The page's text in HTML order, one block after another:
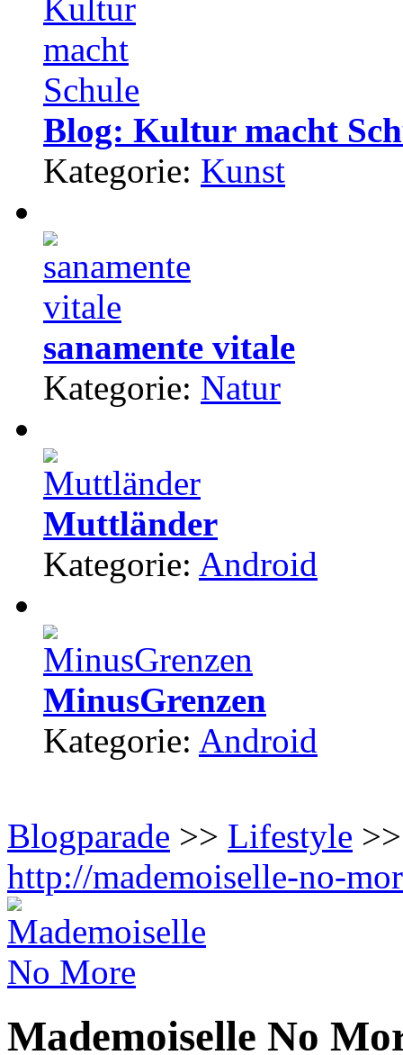
Blog: Kultur macht
Kategorie: Kunst
sanamente vitale
Kategorie: Natur
Muttländer
Kategorie: Android
MinusGrenzen
Kategorie: Android
Blogparade >> Lifestyle
http://mademoiselle-no-
Mademoiselle No